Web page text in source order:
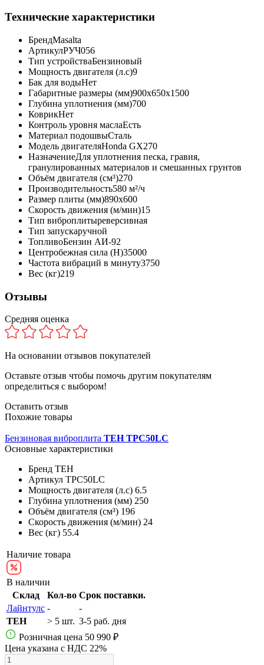
Технические характеристики
БрендMasalta
АртикулРУЧ056
Тип устройстваБензиновый
Мощность двигателя (л.с)9
Бак для водыНет
Габаритные размеры (мм)900x650x1500
Глубина уплотнения (мм)700
КоврикНет
Контроль уровня маслаЕсть
Материал подошвыСталь
Модель двигателяHonda GX270
НазначениеДля уплотнения песка, гравия,
гранулированных материалов и смешанных грунтов
Объём двигателя (см³)270
Производительность580 м²/ч
Размер плиты (мм)890x600
Скорость движения (м/мин)15
Тип виброплитыреверсивная
Тип запускаручной
ТопливоБензин АИ-92
Центробежная сила (Н)35000
Частота вибраций в минуту3750
Вес (кг)219
Отзывы
Средняя оценка
На основании отзывов покупателей
Оставьте отзыв чтобы помочь другим покупателям
определиться с выбором!
Оставить отзыв
Похожие товары
Бензиновая виброплита TEH TPC50LC
Основные характеристики
Бренд TEH
Артикул TPC50LC
Мощность двигателя (л.с) 6.5
Глубина уплотнения (мм) 250
Объём двигателя (см³) 196
Скорость движения (м/мин) 24
Вес (кг) 55.4
Наличие товара
В наличии
Склад
Кол-во Срок поставки.
Лайнтулс -
-
TEH
> 5 шт. 3-5 раб. дня
Розничная цена 50 990 ₽
Цена указана с НДС 22%